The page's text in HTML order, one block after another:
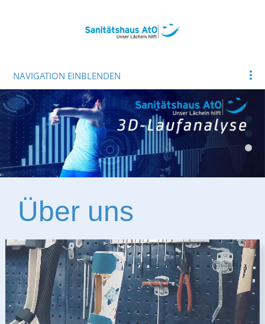
NAVIGATION EINBLENDEN
Über uns